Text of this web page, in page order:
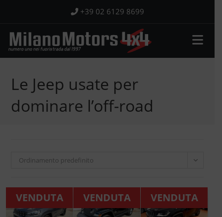
contenuto
+39 02 6129 8699
Le Jeep usate per
dominare l’off-road
Ordinamento predefinito
VENDUTA VENDUTA VENDUTA